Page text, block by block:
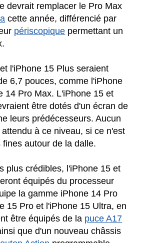
devrait remplacer le Pro Max
cette année, différencié par
périscopique permettant un
l'iPhone 15 Plus seraient
6,7 pouces, comme l'iPhone
14 Pro Max. L'iPhone 15 et
être dotés d'un écran de
leurs prédécesseurs. Aucun
à ce niveau, si ce n'est
autour de la dalle.
plus crédibles, l'iPhone 15 et
équipés du processeur
la gamme iPhone 14 Pro
15 Pro et l'iPhone 15 Ultra, en
être équipés de la puce A17
que d'un nouveau châssis